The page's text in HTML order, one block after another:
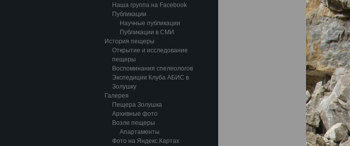
Наша группа на Facebook
Публикации
Научные публикации
Публикации в СМИ
История пещеры
Открытие и исследование
пещеры
Воспоминания спелеологов
Экспедиции Клуба АБИС в
Золушку
Галерея
Пещера Золушка
Архивные фото
Возле пещеры
Апартаменты
Фото на Яндекс.Картах